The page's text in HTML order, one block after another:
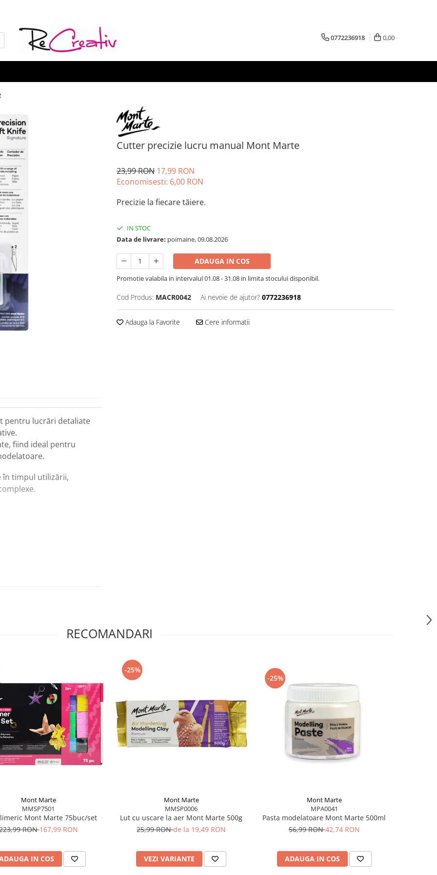
0772236918 0,00
Cutter precizie lucru manual Mont Marte
23,99 RON 17,99 RON
Economisesti: 6,00 RON
Precizie la fiecare tăiere.
IN STOC
Data de livrare: poimaine, 09.08.2026
ADAUGA IN COS
Promotie valabila in intervalul 01.08 - 31.08 in limita stocului disponibil.
Cod Produs: MACR0042 Ai nevoie de ajutor? 0772236918
Adauga la Favorite Cere informatii
pentru lucrări detaliate
fiind ideal pentru
în timpul utilizării,
miniaturi și
fiecare utilizare.RECOMANDARI
Mont Marte
MMSP7501
Mont Marte 75buc/set
RON167,99 RON
IN COS
-25%
Mont Marte
MMSP0006
Lut cu uscare la aer Mont Marte 500g
25,99 RONde la 19,49 RON
VEZI VARIANTE
-25%
Mont Marte
MPA0041
Pasta modelatoare Mont Marte 500ml
56,99 RON42,74 RON
ADAUGA IN COS